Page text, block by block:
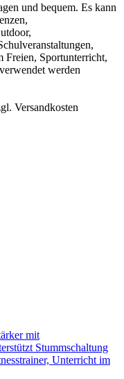
und bequem. Es kann
Freien, Sportunterricht,
werden
Versandkosten
mit
Stummschaltung
Unterricht im